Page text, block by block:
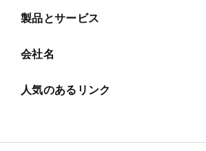
製品とサービス
会社名
人気のあるリンク